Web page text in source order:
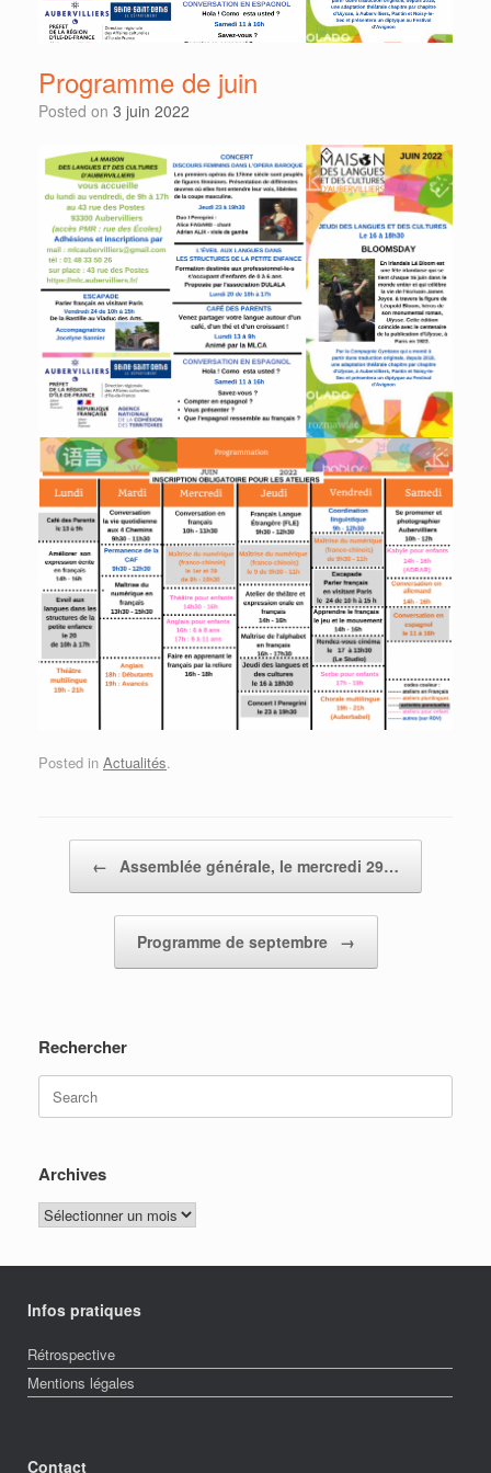
Programme de juin
Posted on 3 juin 2022
Posted in Actualités.
← Assemblée générale, le mercredi 29…
Programme de septembre →
Rechercher
Search
for:
Archives
Archives
Infos pratiques
Rétrospective
Mentions légales
Contact